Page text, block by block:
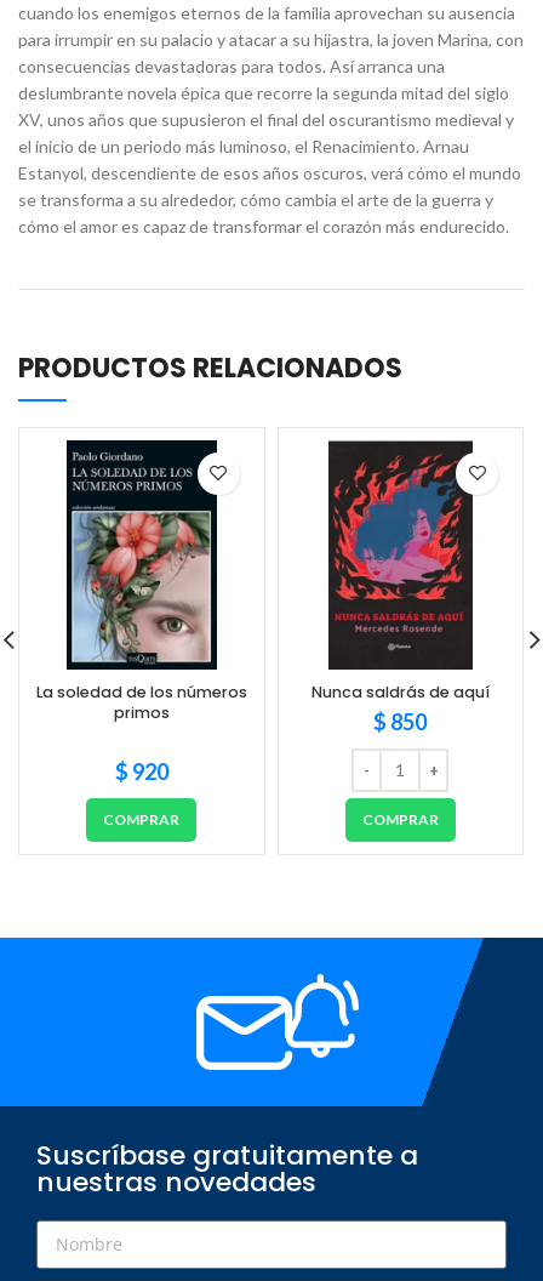
cuando los enemigos eternos de la familia aprovechan su ausencia
para irrumpir en su palacio y atacar a su hijastra, la joven Marina, con
consecuencias devastadoras para todos. Así arranca una
deslumbrante novela épica que recorre la segunda mitad del siglo
XV, unos años que supusieron el final del oscurantismo medieval y
el inicio de un periodo más luminoso, el Renacimiento. Arnau
Estanyol, descendiente de esos años oscuros, verá cómo el mundo
se transforma a su alrededor, cómo cambia el arte de la guerra y
cómo el amor es capaz de transformar el corazón más endurecido.
PRODUCTOS RELACIONADOS
La soledad de los números
primos
$ 920
COMPRAR
Nunca saldrás de aquí
$ 850
COMPRAR
Suscríbase gratuitamente a
nuestras novedades